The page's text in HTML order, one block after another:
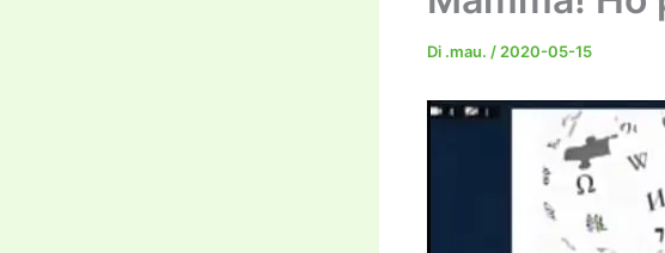
Di .mau. / 2020-05-15